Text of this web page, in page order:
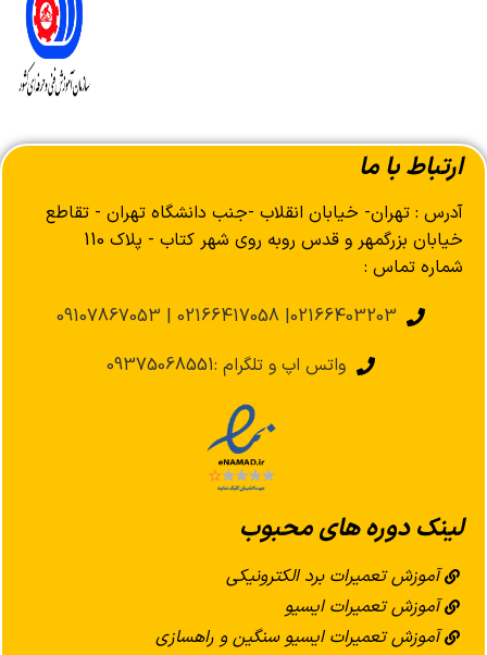
ارتباط با ما
آدرس : تهران- خیابان انقلاب -جنب دانشگاه تهران - تقاطع
خیابان بزرگمهر و قدس روبه روی شهر کتاب - پلاک 110
شماره تماس :
02166403203| 02166417058 | 09107867053
واتس اپ و تلگرام :09375068551
لینک دوره های محبوب
آموزش تعمیرات برد الکترونیکی
آموزش تعمیرات ایسیو
آموزش تعمیرات ایسیو سنگین و راهسازی